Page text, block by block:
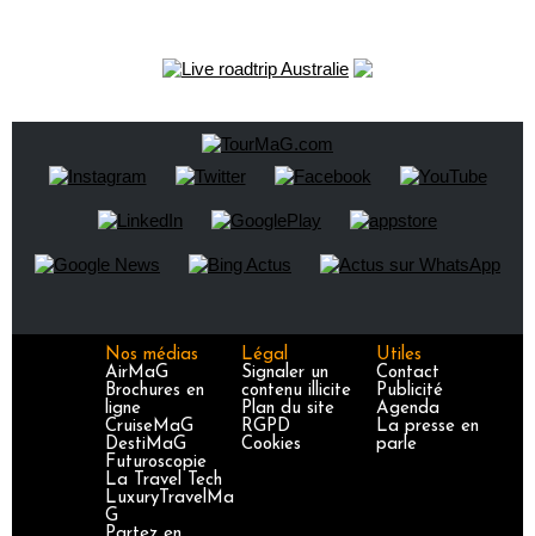
Nos médias
AirMaG
Brochures en
ligne
CruiseMaG
DestiMaG
Futuroscopie
La Travel Tech
LuxuryTravelMa
G
Légal
Signaler un
contenu illicite
Plan du site
RGPD
Cookies
Utiles
Contact
Publicité
Agenda
La presse en
parle